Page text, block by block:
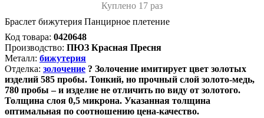
Куплено 17 раз
Браслет бижутерия Панцирное плетение
Код товара: 0420648
Производство: ПЮЗ Красная Пресня
Металл: бижутерия
Отделка: золочение ? Золочение имитирует цвет золотых
изделий 585 пробы. Тонкий, но прочный слой золото-медь,
780 пробы – и изделие не отличить по виду от золотого.
Толщина слоя 0,5 микрона. Указанная толщина
оптимальная по соотношению цена-качество.